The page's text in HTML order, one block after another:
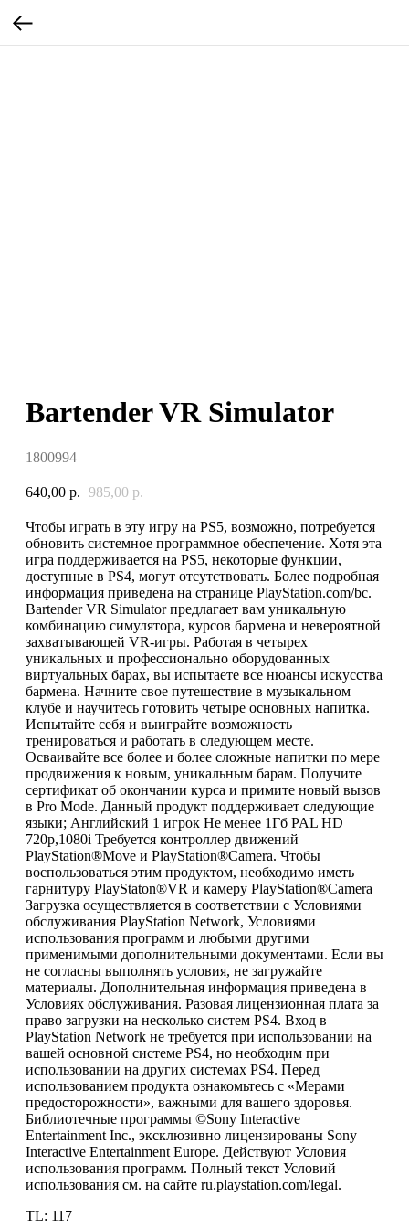
Bartender VR Simulator
1800994
640,00 р. 985,00 р.
Чтобы играть в эту игру на PS5, возможно, потребуется
обновить системное программное обеспечение. Хотя эта
игра поддерживается на PS5, некоторые функции,
доступные в PS4, могут отсутствовать. Более подробная
информация приведена на странице PlayStation.com/bc.
Bartender VR Simulator предлагает вам уникальную
комбинацию симулятора, курсов бармена и невероятной
захватывающей VR-игры. Работая в четырех
уникальных и профессионально оборудованных
виртуальных барах, вы испытаете все нюансы искусства
бармена. Начните свое путешествие в музыкальном
клубе и научитесь готовить четыре основных напитка.
Испытайте себя и выиграйте возможность
тренироваться и работать в следующем месте.
Осваивайте все более и более сложные напитки по мере
продвижения к новым, уникальным барам. Получите
сертификат об окончании курса и примите новый вызов
в Pro Mode. Данный продукт поддерживает следующие
языки; Английский 1 игрок Не менее 1Гб PAL HD
720p,1080i Требуется контроллер движений
PlayStation®Move и PlayStation®Camera. Чтобы
воспользоваться этим продуктом, необходимо иметь
гарнитуру PlayStaton®VR и камеру PlayStation®Camera
Загрузка осуществляется в соответствии с Условиями
обслуживания PlayStation Network, Условиями
использования программ и любыми другими
применимыми дополнительными документами. Если вы
не согласны выполнять условия, не загружайте
материалы. Дополнительная информация приведена в
Условиях обслуживания. Разовая лицензионная плата за
право загрузки на несколько систем PS4. Вход в
PlayStation Network не требуется при использовании на
вашей основной системе PS4, но необходим при
использовании на других системах PS4. Перед
использованием продукта ознакомьтесь с «Мерами
предосторожности», важными для вашего здоровья.
Библиотечные программы ©Sony Interactive
Entertainment Inc., эксклюзивно лицензированы Sony
Interactive Entertainment Europe. Действуют Условия
использования программ. Полный текст Условий
использования см. на сайте ru.playstation.com/legal.
TL: 117